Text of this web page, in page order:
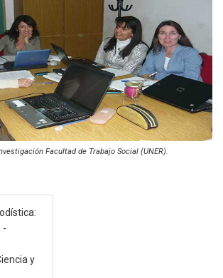
Facultad de Trabajo Social (UNER).
-
y